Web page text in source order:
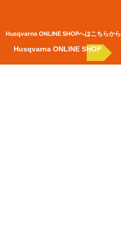
Husqvarna ONLINE SHOP​へはこちらから
Husqvarna ONLINE SHOP